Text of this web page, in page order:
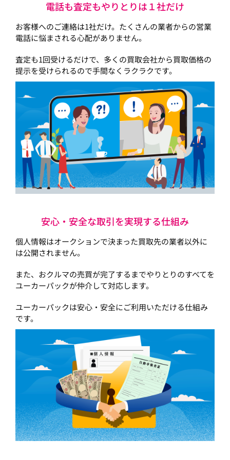
電話も査定もやりとりは１社だけ
お客様へのご連絡は1社だけ。たくさんの業者からの営業
電話に悩まされる心配がありません。
査定も1回受けるだけで、多くの買取会社から買取価格の
提示を受けられるので手間なくラクラクです。
安心・安全な取引を実現する仕組み
個人情報はオークションで決まった買取先の業者以外に
は公開されません。
また、おクルマの売買が完了するまでやりとりのすべてを
ユーカーパックが仲介して対応します。
ユーカーパックは安心・安全にご利用いただける仕組み
です。